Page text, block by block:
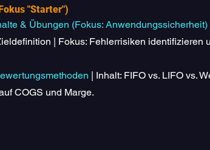
"Starter")
& Übungen (Fokus: Anwendungssicherheit)
| Fokus: Fehlerrisiken identifizieren
| Inhalt: FIFO vs. LIFO vs.
COGS und Marge.